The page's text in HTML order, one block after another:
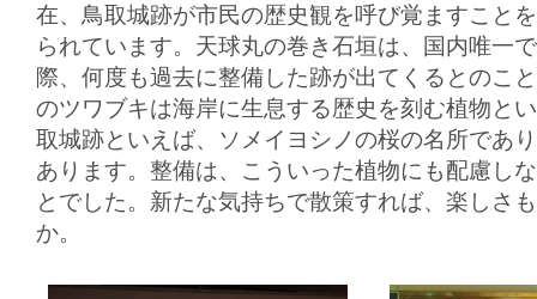
在、鳥取城跡が市民の歴史観を呼び覚ますこと
られています。天球丸の巻き石垣は、国内唯一
際、何度も過去に整備した跡が出てくるとのこ
のツワブキは海岸に生息する歴史を刻む植物と
取城跡といえば、ソメイヨシノの桜の名所であ
あります。整備は、こういった植物にも配慮し
とでした。新たな気持ちで散策すれば、楽しさ
か。